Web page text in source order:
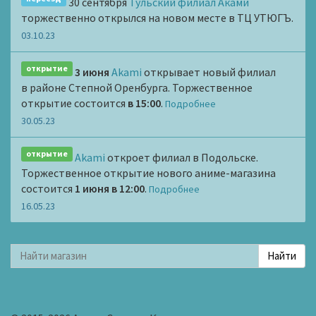
торжественно открылся на новом месте в ТЦ УТЮГЪ.
03.10.23
открытие 3 июня Akami открывает новый филиал
в районе Степной Оренбурга. Торжественное
открытие состоится в 15:00. Подробнее
30.05.23
открытие Akami откроет филиал в Подольске.
Торжественное открытие нового аниме-магазина
состоится 1 июня в 12:00. Подробнее
16.05.23